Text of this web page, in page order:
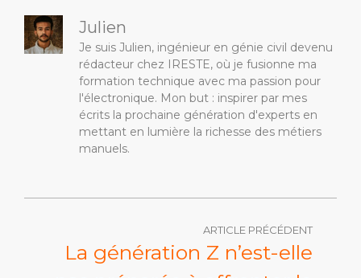
Julien
Je suis Julien, ingénieur en génie civil devenu
rédacteur chez IRESTE, où je fusionne ma
formation technique avec ma passion pour
l'électronique. Mon but : inspirer par mes
écrits la prochaine génération d'experts en
mettant en lumière la richesse des métiers
manuels.
ARTICLE PRÉCÉDENT
La génération Z n’est-elle